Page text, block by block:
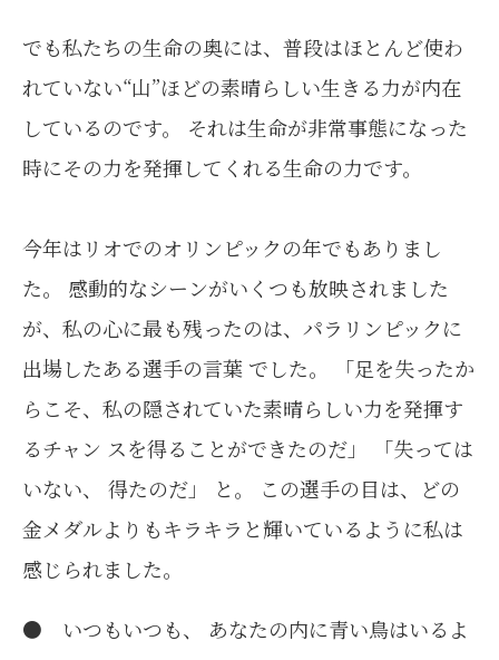
でも私たちの生命の奥には、普段はほとんど使わ
れていない“山”ほどの素晴らしい生きる力が内在
しているのです。 それは生命が非常事態になった
時にその力を発揮してくれる生命の力です。
今年はリオでのオリンピックの年でもありまし
た。 感動的なシーンがいくつも放映されました
が、私の心に最も残ったのは、パラリンピックに
出場したある選手の言葉 でした。 「足を失ったか
らこそ、私の隠されていた素晴らしい力を発揮す
るチャン スを得ることができたのだ」 「失っては
いない、 得たのだ」 と。 この選手の目は、どの
金メダルよりもキラキラと輝いているように私は
感じられました。
● いつもいつも、 あなたの内に青い鳥はいるよ